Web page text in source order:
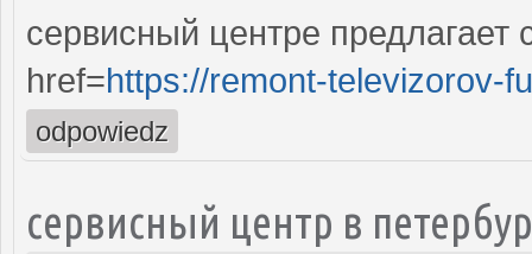
сервисный центре
href=https://remont-televizorov-
odpowiedz
сервисный центр в